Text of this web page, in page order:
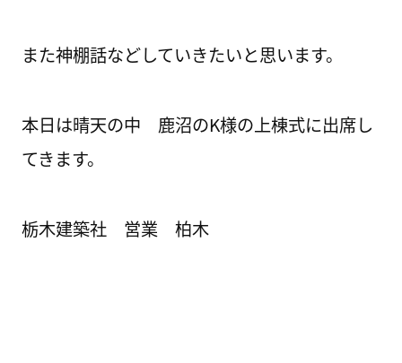
また神棚話などしていきたいと思います。
本日は晴天の中 鹿沼のK様の上棟式に出席し
てきます。
栃木建築社 営業 柏木